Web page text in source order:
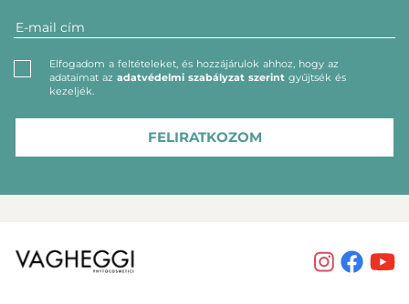
Elfogadom a feltételeket, és hozzájárulok ahhoz, hogy az
adataimat az adatvédelmi szabályzat szerint gyűjtsék és
kezeljék.
FELIRATKOZOM